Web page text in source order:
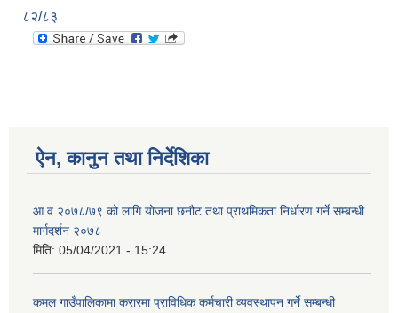
८२/८३
ऐन, कानुन तथा निर्देशिका
आ व २०७८/७९ को लागि योजना छनौट तथा प्राथमिकता निर्धारण गर्ने सम्बन्धी
मार्गदर्शन २०७८
मिति: 05/04/2021 - 15:24
कमल गाउँपालिकामा करारमा प्राविधिक कर्मचारी व्यवस्थापन गर्ने सम्बन्धी